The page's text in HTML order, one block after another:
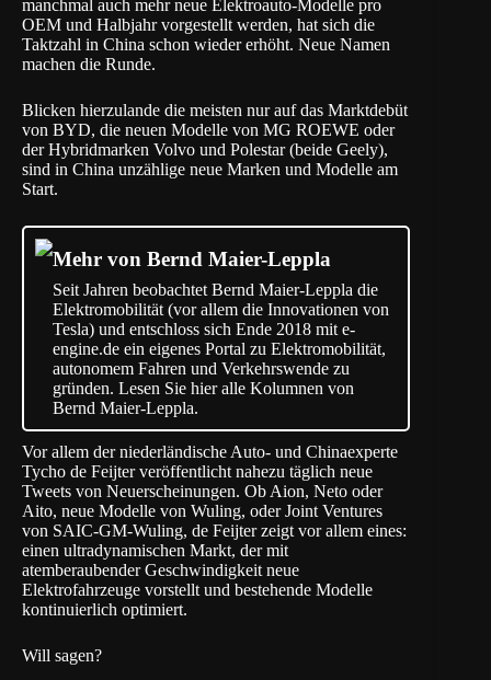
manchmal auch mehr neue Elektroauto-Modelle pro
OEM und Halbjahr vorgestellt werden, hat sich die
Taktzahl in China schon wieder erhöht. Neue Namen
machen die Runde.
Blicken hierzulande die meisten nur auf das Marktdebüt
von BYD, die neuen Modelle von MG ROEWE oder
der Hybridmarken Volvo und Polestar (beide Geely),
sind in China unzählige neue Marken und Modelle am
Start.
Mehr von Bernd Maier-Leppla
Seit Jahren beobachtet Bernd Maier-Leppla die
Elektromobilität (vor allem die Innovationen von
Tesla) und entschloss sich Ende 2018 mit e-
engine.de ein eigenes Portal zu Elektromobilität,
autonomem Fahren und Verkehrswende zu
gründen. Lesen Sie hier alle Kolumnen von
Bernd Maier-Leppla.
Vor allem der niederländische Auto- und Chinaexperte
Tycho de Feijterveröffentlicht nahezu täglich neue
Tweets von Neuerscheinungen. Ob Aion, Neto oder
Aito, neue Modelle von Wuling, oder Joint Ventures
von SAIC-GM-Wuling, de Feijter zeigt vor allem eines:
einen ultradynamischen Markt, der mit
atemberaubender Geschwindigkeit neue
Elektrofahrzeuge vorstellt und bestehende Modelle
kontinuierlich optimiert.
Will sagen?